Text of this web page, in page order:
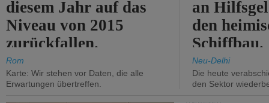
diesem Jahr auf das
Niveau von 2015
zurückfallen.
Rom
Karte: Wir stehen vor Daten, die alle
Erwartungen übertreffen.
an
den
Schiffbau.
Neu-Delhi
Die heute
den Sektor